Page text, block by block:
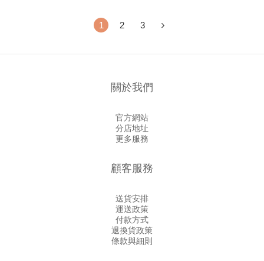
1 2 3
關於我們
官方網站
分店地址
更多服務
顧客服務
送貨安排
運送政策
付款方式
退換貨政策
條款與細則